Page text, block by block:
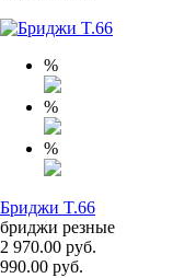
%
%
%
Бриджи T.66
бриджи резные
2 970.00 руб.
990.00 руб.